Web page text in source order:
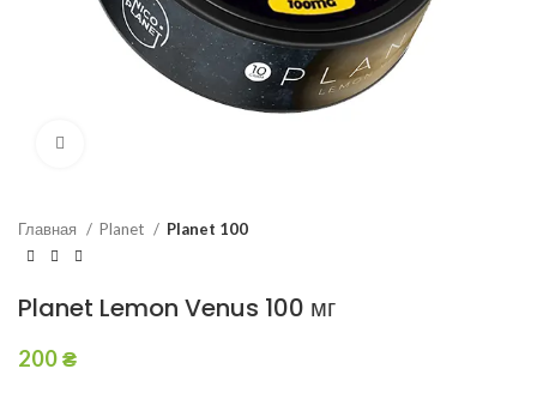
Главная Planet Planet 100
Planet Lemon Venus 100 мг
200₴